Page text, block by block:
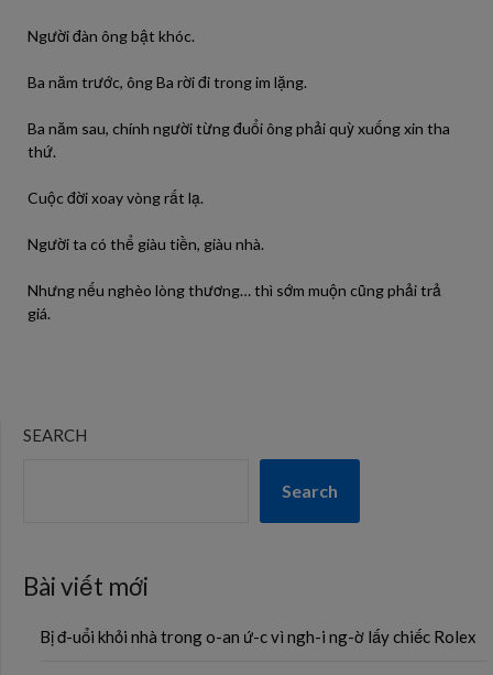
Người đàn ông bật khóc.
Ba năm trước, ông Ba rời đi trong im lặng.
Ba năm sau, chính người từng đuổi ông phải quỳ xuống xin tha
thứ.
Cuộc đời xoay vòng rất lạ.
Người ta có thể giàu tiền, giàu nhà.
Nhưng nếu nghèo lòng thương… thì sớm muộn cũng phải trả
giá.
SEARCH
Search
Bài viết mới
Bị đ-uổi khỏi nhà trong o-an ứ-c vì ngh-i ng-ờ lấy chiếc Rolex